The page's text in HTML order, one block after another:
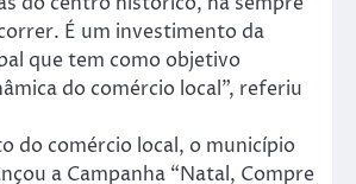
É um investimento da
que tem como objetivo
do comércio local”, referiu
do comércio local, o município
a Campanha “Natal, Compre